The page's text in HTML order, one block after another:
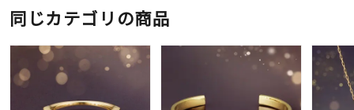
同じカテゴリの商品